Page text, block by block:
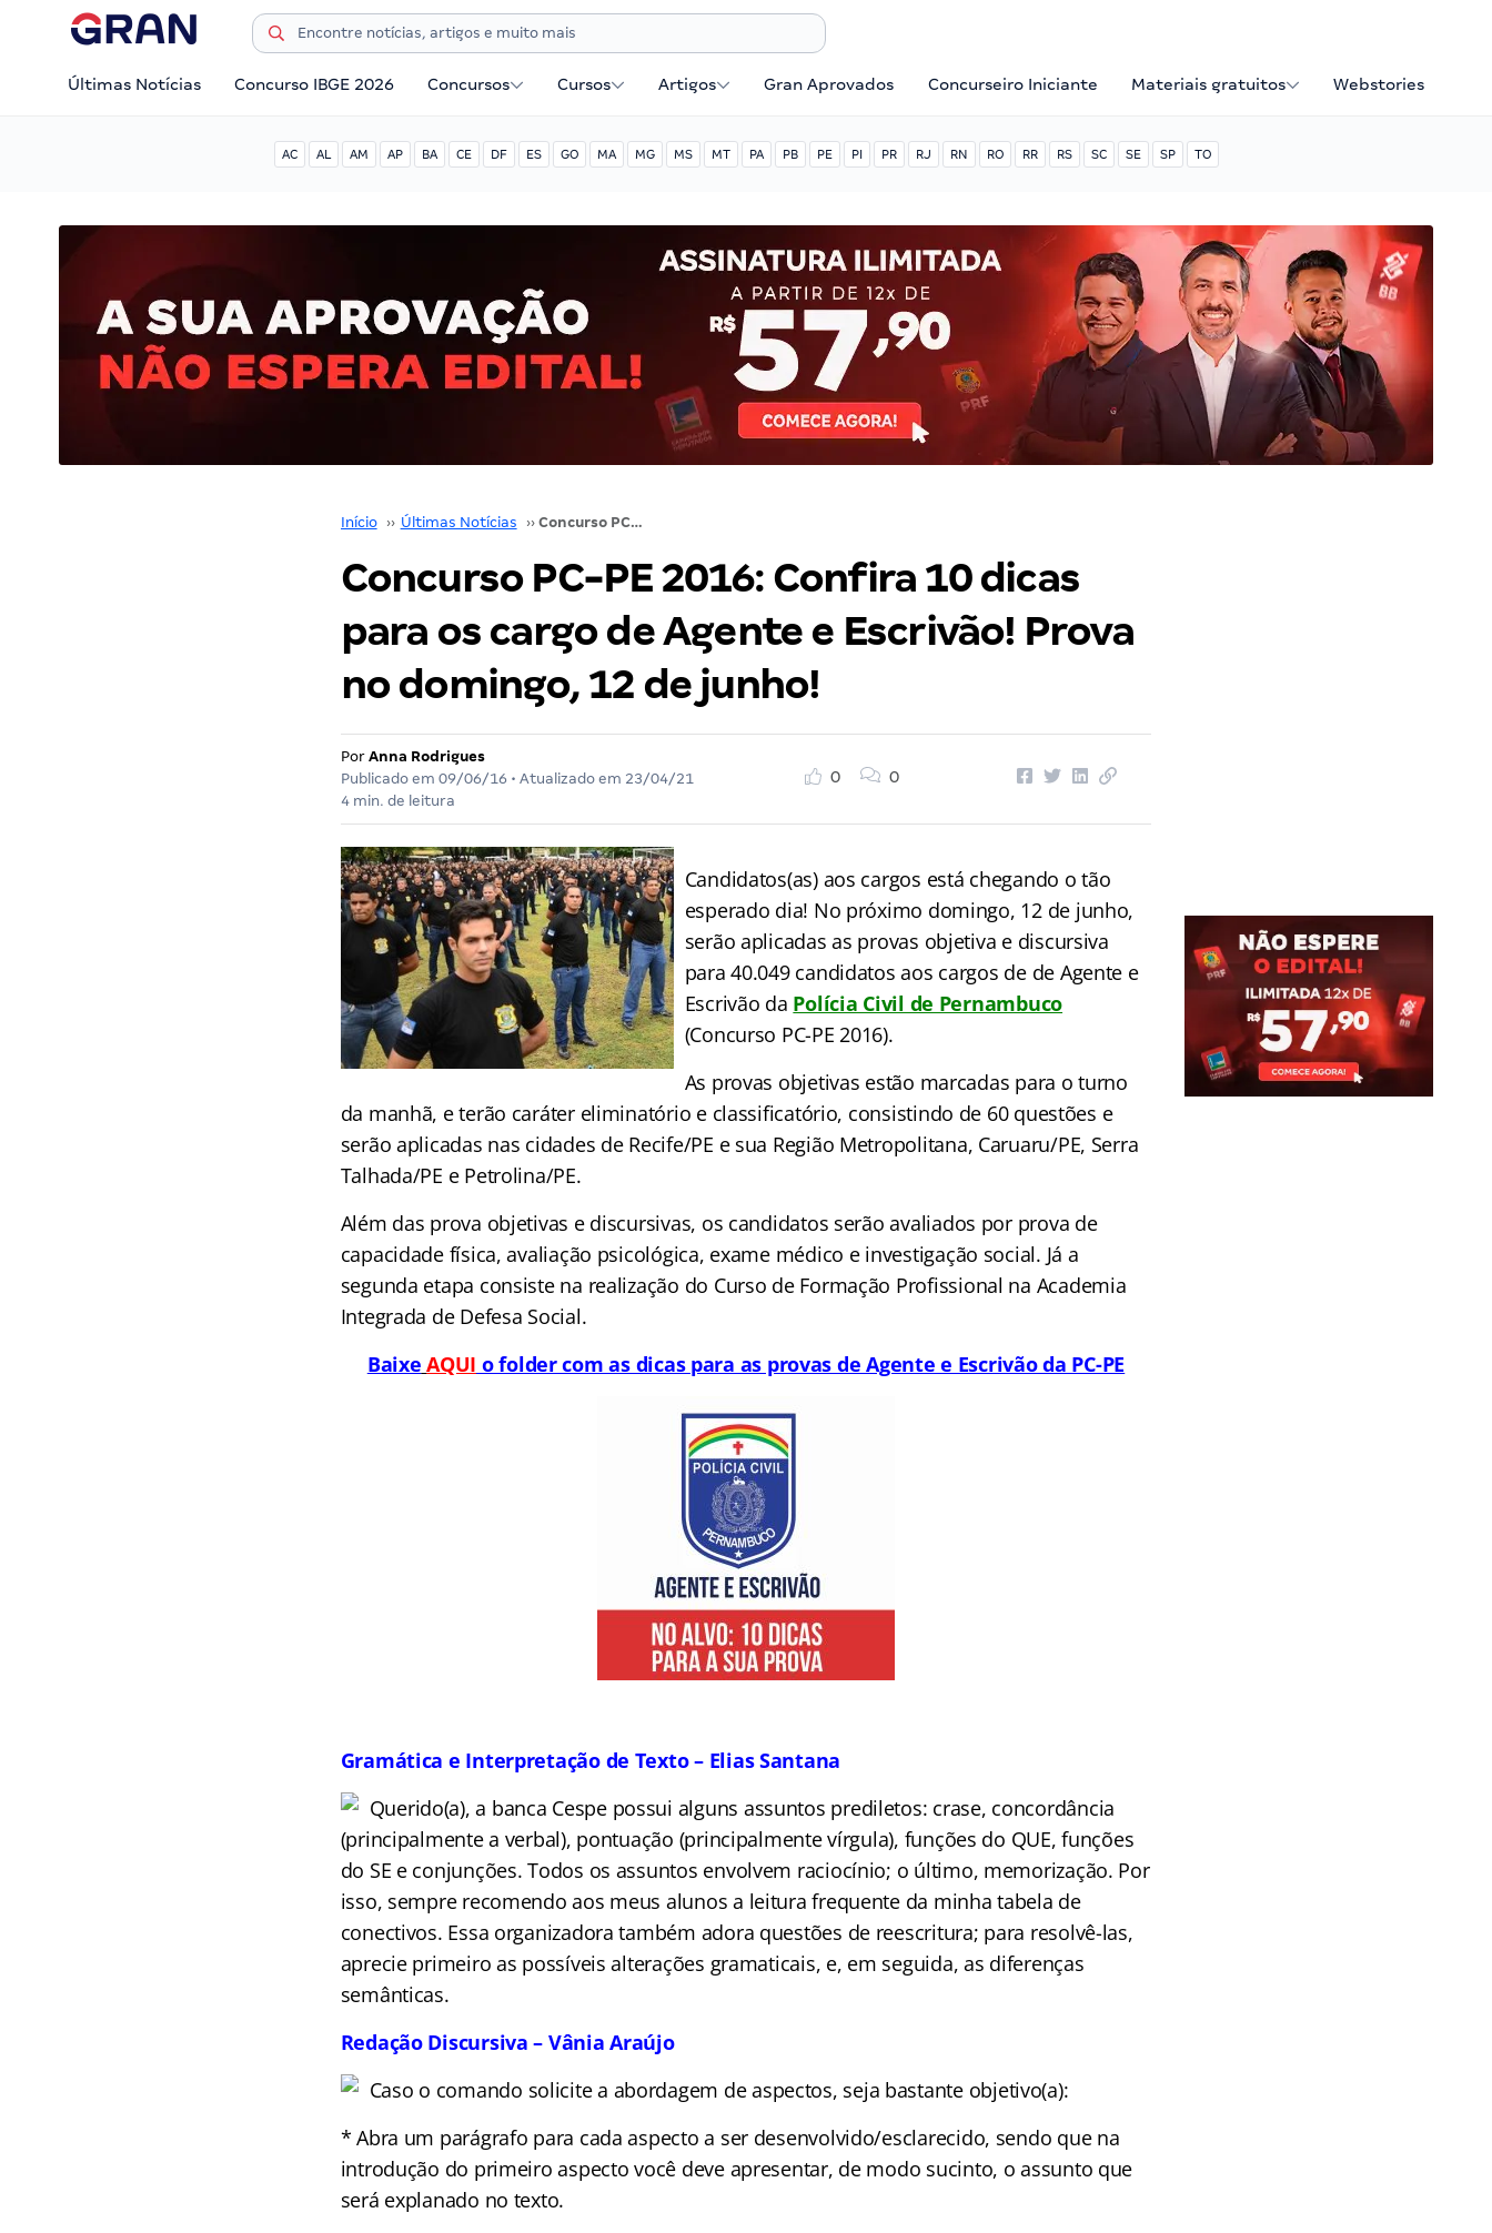
Últimas Notícias Concurso IBGE 2026 Concursos Cursos Artigos Gran Aprovados Concurseiro Iniciante Materiais gratuitos Webstories
AC AL AM AP BA CE DF ES GO MA MG MS MT PA PB PE PI PR RJ RN RO RR RS SC SE SP TO
Início ›› Últimas Notícias ›› Concurso PC-PE 2016: Confira 10 dicas para os cargo de Agente e Escrivão! Prova no domingo, 12 de junho!
Concurso PC-PE 2016: Confira 10 dicas
para os cargo de Agente e Escrivão! Prova
no domingo, 12 de junho!
Por Anna Rodrigues
Publicado em 09/06/16 • Atualizado em 23/04/21
4 min. de leitura
0 0
Candidatos(as) aos cargos está chegando o tão
esperado dia! No próximo domingo, 12 de junho,
serão aplicadas as provas objetiva e discursiva
para 40.049 candidatos aos cargos de de Agente e
Escrivão da Polícia Civil de Pernambuco
(Concurso PC-PE 2016).
As provas objetivas estão marcadas para o turno
da manhã, e terão caráter eliminatório e classificatório, consistindo de 60 questões e
serão aplicadas nas cidades de Recife/PE e sua Região Metropolitana, Caruaru/PE, Serra
Talhada/PE e Petrolina/PE.
Além das prova objetivas e discursivas, os candidatos serão avaliados por prova de
capacidade física, avaliação psicológica, exame médico e investigação social. Já a
segunda etapa consiste na realização do Curso de Formação Profissional na Academia
Integrada de Defesa Social.
Baixe AQUI o folder com as dicas para as provas de Agente e Escrivão da PC-PE
Gramática e Interpretação de Texto – Elias Santana
Querido(a), a banca Cespe possui alguns assuntos prediletos: crase, concordância
(principalmente a verbal), pontuação (principalmente vírgula), funções do QUE, funções
do SE e conjunções. Todos os assuntos envolvem raciocínio; o último, memorização. Por
isso, sempre recomendo aos meus alunos a leitura frequente da minha tabela de
conectivos. Essa organizadora também adora questões de reescritura; para resolvê-las,
aprecie primeiro as possíveis alterações gramaticais, e, em seguida, as diferenças
semânticas.
Redação Discursiva – Vânia Araújo
Caso o comando solicite a abordagem de aspectos, seja bastante objetivo(a):
* Abra um parágrafo para cada aspecto a ser desenvolvido/esclarecido, sendo que na
introdução do primeiro aspecto você deve apresentar, de modo sucinto, o assunto que
será explanado no texto.